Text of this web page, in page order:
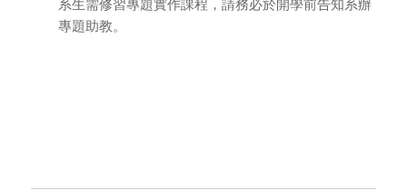
專題助教。